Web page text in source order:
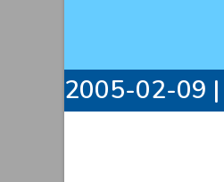
2005-02-09 |